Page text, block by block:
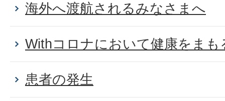
海外へ渡航されるみなさまへ
Withコロナにおいて健康をま
患者の発生